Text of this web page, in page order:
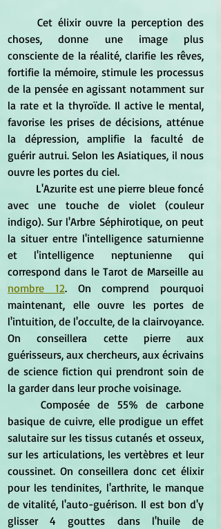
	Cet élixir ouvre la perception des
choses, donne une image plus
consciente de la réalité, clarifie les rêves,
fortifie la mémoire, stimule les processus
de la pensée en agissant notamment sur
la rate et la thyroïde. Il active le mental,
favorise les prises de décisions, atténue
la dépression, amplifie la faculté de
guérir autrui. Selon les Asiatiques, il nous
ouvre les portes du ciel.
avec une touche de violet (couleur
indigo). Sur l'Arbre Séphirotique, on peut
la situer entre l'intelligence saturnienne
et l'intelligence neptunienne qui
nombre 12. On comprend pourquoi
maintenant, elle ouvre les portes de
l'intuition, de l'occulte, de la clairvoyance.
On conseillera cette pierre aux
guérisseurs, aux chercheurs, aux écrivains
de science fiction qui prendront soin de
la garder dans leur proche voisinage.
basique de cuivre, elle prodigue un effet
salutaire sur les tissus cutanés et osseux,
sur les articulations, les vertèbres et leur
coussinet. On conseillera donc cet élixir
pour les tendinites, l'arthrite, le manque
de vitalité, l'auto-guérison. Il est bon d'y
glisser 4 gouttes dans l'huile de